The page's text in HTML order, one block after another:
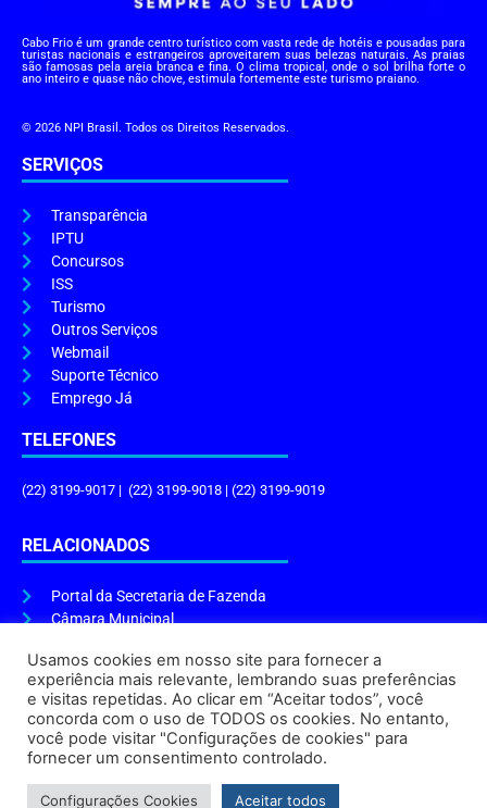
Cabo Frio é um grande centro turístico com vasta rede de hotéis e pousadas para
turistas nacionais e estrangeiros aproveitarem suas belezas naturais. As praias
são famosas pela areia branca e fina. O clima tropical, onde o sol brilha forte o
ano inteiro e quase não chove, estimula fortemente este turismo praiano.
© 2026 NPI Brasil. Todos os Direitos Reservados.
SERVIÇOS
Transparência
IPTU
Concursos
ISS
Turismo
Outros Serviços
Webmail
Suporte Técnico
Emprego Já
TELEFONES
(22) 3199-9017 | (22) 3199-9018 | (22) 3199-9019
RELACIONADOS
Portal da Secretaria de Fazenda
Câmara Municipal
ENDEREÇO E HORÁRIO
Endereço:Praça Tiradentes, s/n – Centro, Cabo Frio – RJ, 28906-290
Atendimento do Protocolo Geral da Prefeitura:9h às 16h
Horário de Funcionamento:8h às 17h
Usamos cookies em nosso site para fornecer a
experiência mais relevante, lembrando suas preferências
e visitas repetidas. Ao clicar em “Aceitar todos”, você
concorda com o uso de TODOS os cookies. No entanto,
você pode visitar "Configurações de cookies" para
fornecer um consentimento controlado.
Configurações Cookies Aceitar todos